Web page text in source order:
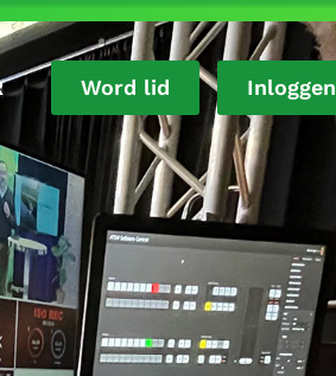
Word lid Inloggen